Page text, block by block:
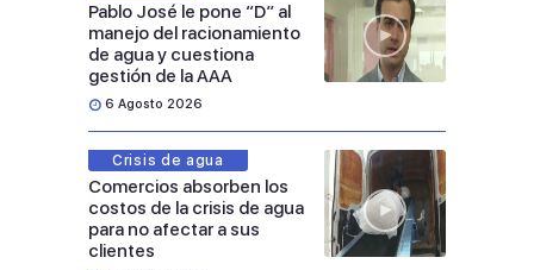
Pablo José le pone “D” al
manejo del racionamiento
de agua y cuestiona
gestión de la AAA
6 Agosto 2026
Crisis de agua
Comercios absorben los
costos de la crisis de agua
para no afectar a sus
clientes